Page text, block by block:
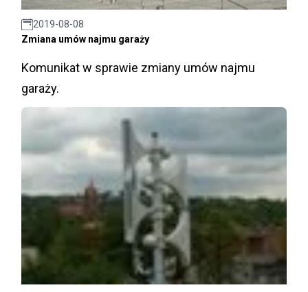
2019-08-08
Zmiana umów najmu garaży
Komunikat w sprawie zmiany umów najmu
garaży.